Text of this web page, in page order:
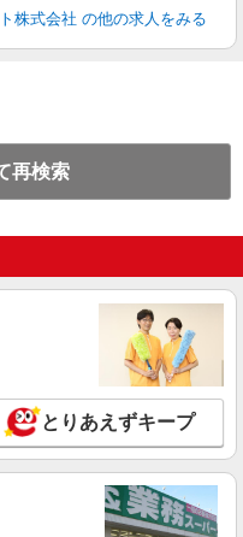
株式会社 の他の求人をみる
再検索
とりあえずキープ